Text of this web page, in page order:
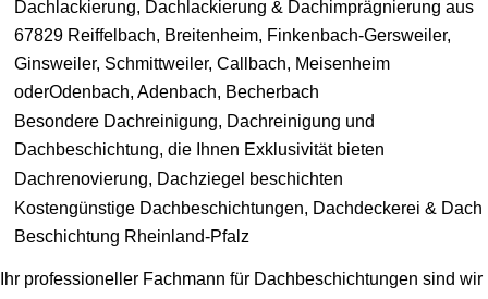
Dachlackierung, Dachlackierung & Dachimprägnierung aus
67829 Reiffelbach, Breitenheim, Finkenbach-Gersweiler,
Ginsweiler, Schmittweiler, Callbach, Meisenheim
oderOdenbach, Adenbach, Becherbach
Besondere Dachreinigung, Dachreinigung und
Dachbeschichtung, die Ihnen Exklusivität bieten
Dachrenovierung, Dachziegel beschichten
Kostengünstige Dachbeschichtungen, Dachdeckerei & Dach
Beschichtung Rheinland-Pfalz
Ihr professioneller Fachmann für Dachbeschichtungen sind wir